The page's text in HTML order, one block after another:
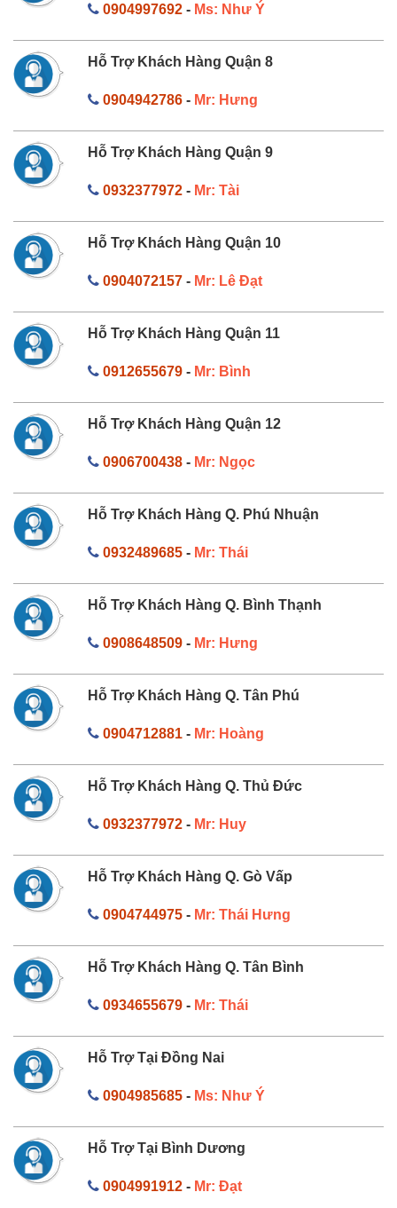
0904997692- Ms: Như Ý
Hỗ Trợ Khách Hàng Quận 8
0904942786- Mr: Hưng
Hỗ Trợ Khách Hàng Quận 9
0932377972- Mr: Tài
Hỗ Trợ Khách Hàng Quận 10
0904072157- Mr: Lê Đạt
Hỗ Trợ Khách Hàng Quận 11
0912655679- Mr: Bình
Hỗ Trợ Khách Hàng Quận 12
0906700438- Mr: Ngọc
Hỗ Trợ Khách Hàng Q. Phú Nhuận
0932489685- Mr: Thái
Hỗ Trợ Khách Hàng Q. Bình Thạnh
0908648509- Mr: Hưng
Hỗ Trợ Khách Hàng Q. Tân Phú
0904712881- Mr: Hoàng
Hỗ Trợ Khách Hàng Q. Thủ Đức
0932377972- Mr: Huy
Hỗ Trợ Khách Hàng Q. Gò Vấp
0904744975- Mr: Thái Hưng
Hỗ Trợ Khách Hàng Q. Tân Bình
0934655679- Mr: Thái
Hỗ Trợ Tại Đồng Nai
0904985685- Ms: Như Ý
Hỗ Trợ Tại Bình Dương
0904991912- Mr: Đạt